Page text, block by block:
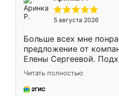
5 августа 2026
Больше всех мне
предложение от
Елены Сергеевой.
короткие сроки
для замера сотрудник
предложил по моему
Читать полностью